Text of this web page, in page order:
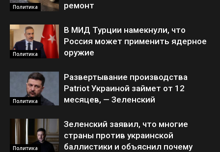
Политика
ремонт
Политика
В МИД Турции намекнули, что
Россия может применить ядерное
оружие
Политика
Развертывание производства
Patriot Украиной займет от 12
месяцев, — Зеленский
Политика
Зеленский заявил, что многие
страны против украинской
баллистики и объяснил почему